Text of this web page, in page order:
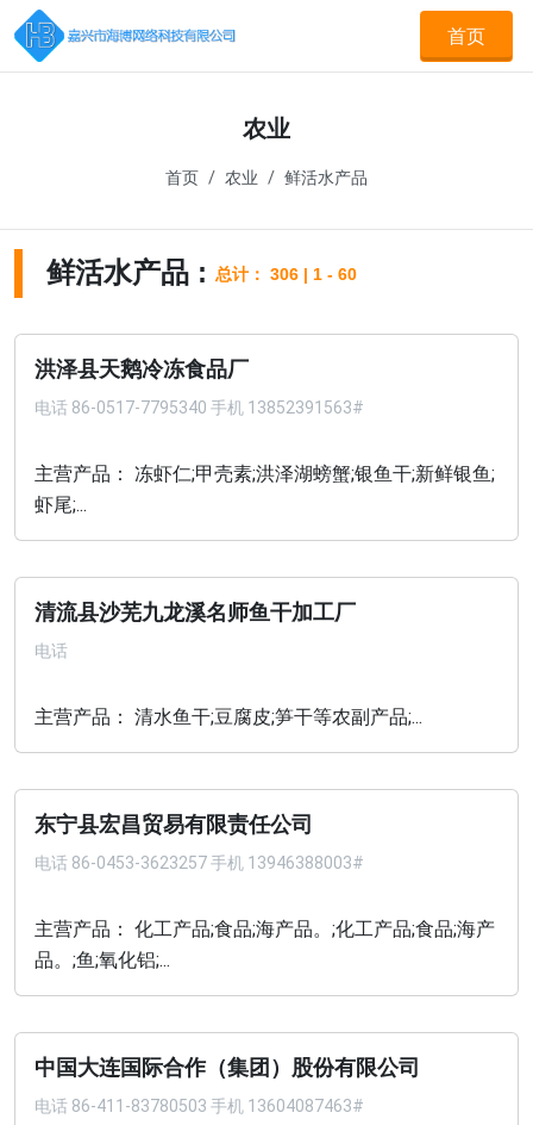
首页
农业
首页 农业 鲜活水产品
鲜活水产品 : 总计： 306 | 1 - 60
洪泽县天鹅冷冻食品厂
电话 86-0517-7795340 手机 13852391563#
主营产品： 冻虾仁;甲壳素;洪泽湖螃蟹;银鱼干;新鲜银鱼;
虾尾;...
清流县沙芜九龙溪名师鱼干加工厂
电话
主营产品： 清水鱼干;豆腐皮;笋干等农副产品;...
东宁县宏昌贸易有限责任公司
电话 86-0453-3623257 手机 13946388003#
主营产品： 化工产品;食品;海产品。;化工产品;食品;海产
品。;鱼;氧化铝;...
中国大连国际合作（集团）股份有限公司
电话 86-411-83780503 手机 13604087463#